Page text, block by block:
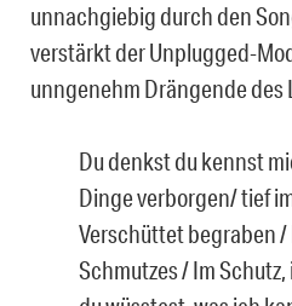
unnachgiebig durch den
verstärkt der Unplugged-
unngenehm Drängende des
Du denkst du kennst
Dinge verborgen/ tief
Verschüttet begraben /
Schmutzes / Im